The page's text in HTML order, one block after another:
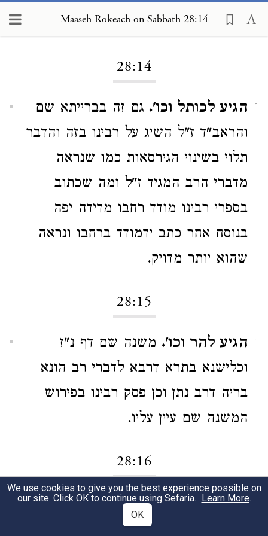
Maaseh Rokeach on Sabbath 28:14
28:14
1 הגיע לכותל וכו'. גם זה בברייתא שם
והראב"ד ז"ל השיג על רבינו בזה והדבר
תלוי בשינוי הגירסאות כמו שנראה
מדברי הרב המגיד ז"ל ומה שכתוב
בספרי רבינו מודד רחבו מדידה יפה
בנוסח אחר כתב ידמודד ברחבו ונראה
שהוא יותר מדויק.
28:15
1 הגיע להר וכו'. משנה שם דף נ"ז
וכלישנא בתרא דרבא לדברי רב הונא
בריה דרב נתן וכן פסק רבינו בפירוש
המשנה שם עיין עליו.
28:16
כיצד מקדרין וכו'.ברייתא דף נ"ח
וכאביי וא"ר נחמן אמר רבא בר אבוה
We use cookies to give you the best experience possible on
our site. Click OK to continue using Sefaria. Learn More.
OK